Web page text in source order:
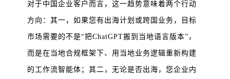
对于中国企业客户而言，这一趋势意味着两个行动
方向：其一，如果您有出海计划或跨国业务，目标
市场需要的不是“把ChatGPT搬到当地语言版本”，
而是在当地合规框架下、用当地业务逻辑重新构建
的工作流智能体；其二，无论是否出海，您企业内